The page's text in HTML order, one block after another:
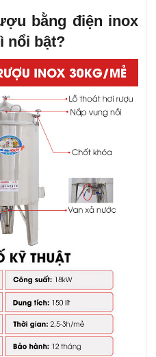
bằng điện inox
nổi bật?